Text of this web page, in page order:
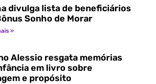
divulga lista de beneficiários
Sonho de Morar
»
Alessio resgata memórias
em livro sobre
e propósito